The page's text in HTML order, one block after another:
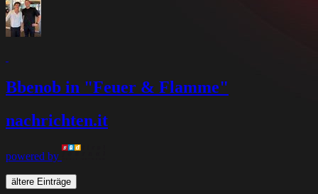
Bbenob in "Feuer & Flamme"
nachrichten.it
powered by
ältere Einträge